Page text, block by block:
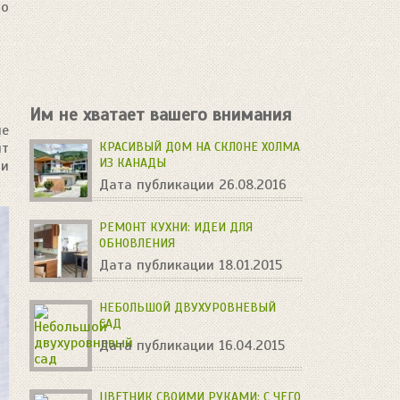
Им не хватает вашего внимания
КРАСИВЫЙ ДОМ НА СКЛОНЕ ХОЛМА
ИЗ КАНАДЫ
Дата публикации 26.08.2016
РЕМОНТ КУХНИ: ИДЕИ ДЛЯ
ОБНОВЛЕНИЯ
Дата публикации 18.01.2015
НЕБОЛЬШОЙ ДВУХУРОВНЕВЫЙ
САД
Дата публикации 16.04.2015
ЦВЕТНИК СВОИМИ РУКАМИ: С ЧЕГО